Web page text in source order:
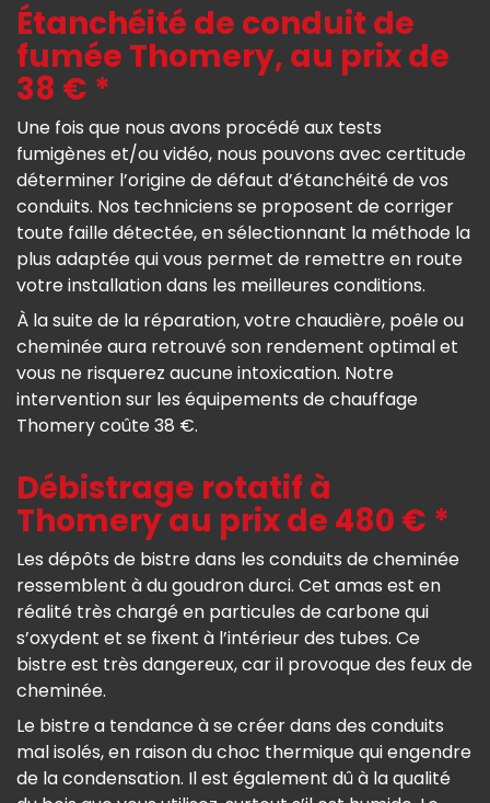
Étanchéité de conduit de
fumée Thomery, au prix de
38 € *
Une fois que nous avons procédé aux tests
fumigènes et/ou vidéo, nous pouvons avec certitude
déterminer l’origine de défaut d’étanchéité de vos
conduits. Nos techniciens se proposent de corriger
toute faille détectée, en sélectionnant la méthode la
plus adaptée qui vous permet de remettre en route
votre installation dans les meilleures conditions.
À la suite de la réparation, votre chaudière, poêle ou
cheminée aura retrouvé son rendement optimal et
vous ne risquerez aucune intoxication. Notre
intervention sur les équipements de chauffage
Thomery coûte 38 €.
Débistrage rotatif à
Thomery au prix de 480 € *
Les dépôts de bistre dans les conduits de cheminée
ressemblent à du goudron durci. Cet amas est en
réalité très chargé en particules de carbone qui
s’oxydent et se fixent à l’intérieur des tubes. Ce
bistre est très dangereux, car il provoque des feux de
cheminée.
Le bistre a tendance à se créer dans des conduits
mal isolés, en raison du choc thermique qui engendre
de la condensation. Il est également dû à la qualité